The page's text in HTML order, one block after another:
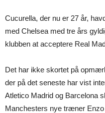
Cucurella, der nu er 27 år,
med Chelsea med tre års
klubben at acceptere Real
Det har ikke skortet på
der på det seneste har vist
Atletico Madrid og Barcelona
Manchesters nye træner